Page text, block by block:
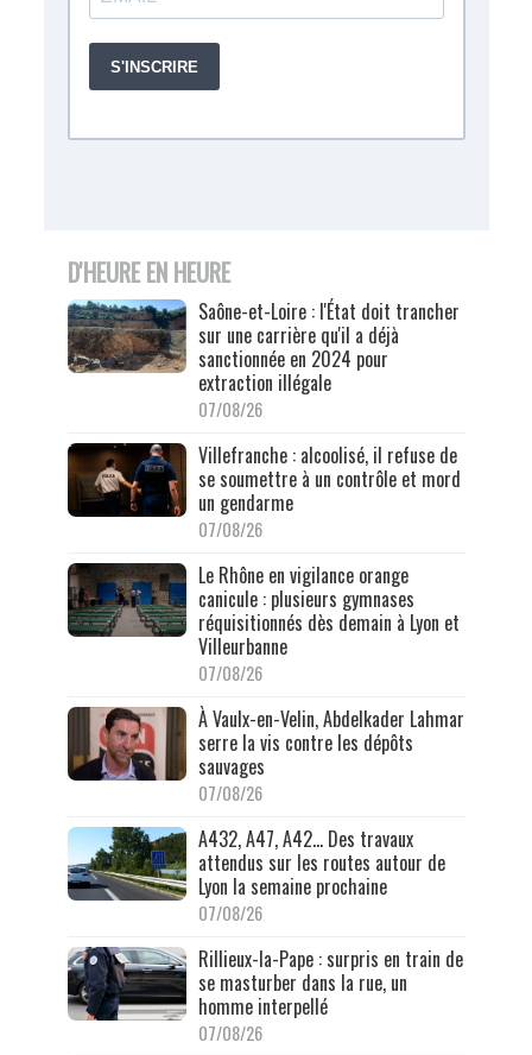
D'HEURE EN HEURE
Saône-et-Loire : l'État doit trancher
sur une carrière qu'il a déjà
sanctionnée en 2024 pour
extraction illégale
07/08/26
Villefranche : alcoolisé, il refuse de
se soumettre à un contrôle et mord
un gendarme
07/08/26
Le Rhône en vigilance orange
canicule : plusieurs gymnases
réquisitionnés dès demain à Lyon et
Villeurbanne
07/08/26
À Vaulx-en-Velin, Abdelkader Lahmar
serre la vis contre les dépôts
sauvages
07/08/26
A432, A47, A42… Des travaux
attendus sur les routes autour de
Lyon la semaine prochaine
07/08/26
Rillieux-la-Pape : surpris en train de
se masturber dans la rue, un
homme interpellé
07/08/26